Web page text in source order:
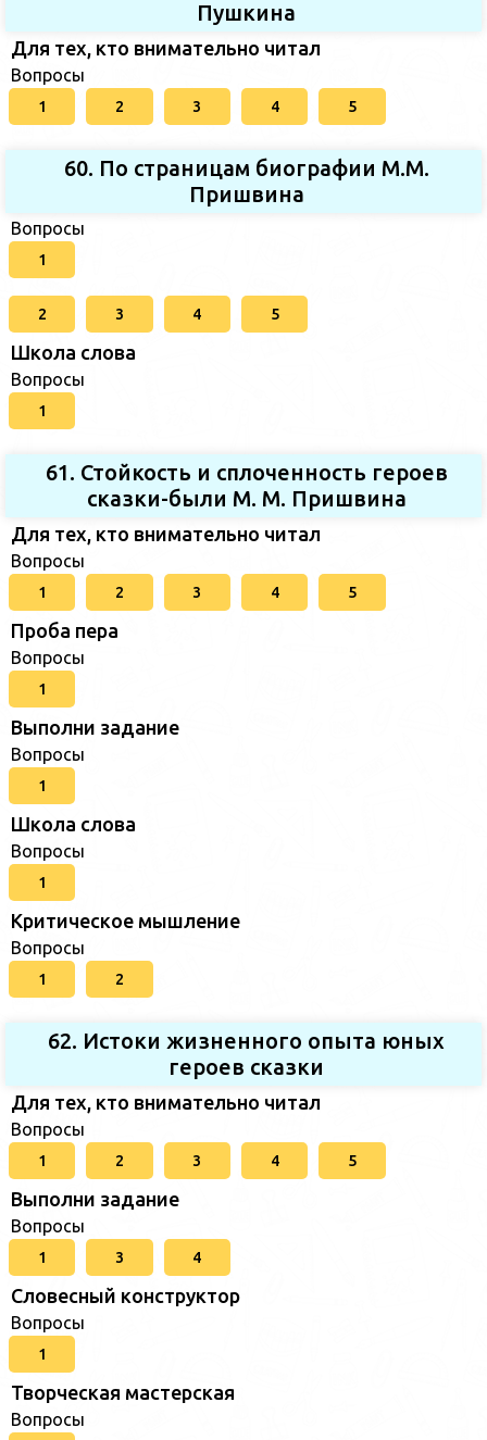
Пушкина
Для тех, кто внимательно читал
Вопросы
1 2 3 4 5
60. По страницам биографии М.М.
Пришвина
Вопросы
1
2 3 4 5
Школа слова
Вопросы
1
61. Стойкость и сплоченность героев
сказки-были М. М. Пришвина
Для тех, кто внимательно читал
Вопросы
1 2 3 4 5
Проба пера
Вопросы
1
Выполни задание
Вопросы
1
Школа слова
Вопросы
1
Критическое мышление
Вопросы
1 2
62. Истоки жизненного опыта юных
героев сказки
Для тех, кто внимательно читал
Вопросы
1 2 3 4 5
Выполни задание
Вопросы
1 3 4
Словесный конструктор
Вопросы
1
Творческая мастерская
Вопросы